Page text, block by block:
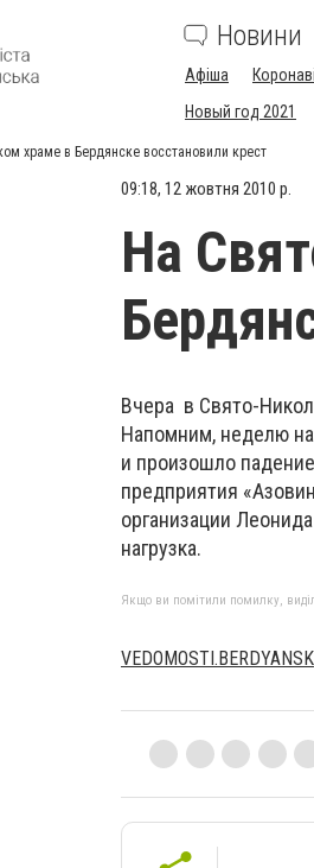
Новини
Афіша
Новый год 2021
храме в Бердянске восстановили крест
09:18, 12 жовтня 2010 р.
На
Вчера в Свято-
Напомним, неделю
и произошло
предприятия
организации
нагрузка.
Якщо ви помітили помилку,
VEDOMOSTI.BERDYANSK